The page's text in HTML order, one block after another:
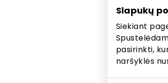
Slapukų
Siekiant
pasirinkti,
naršyklės